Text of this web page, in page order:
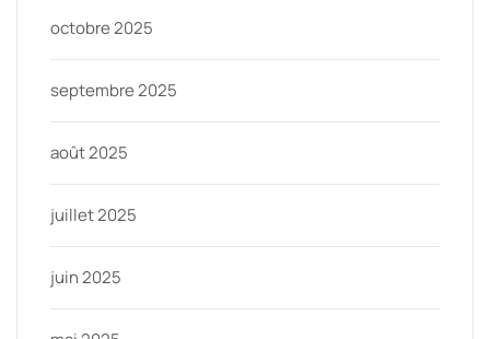
octobre 2025
septembre 2025
août 2025
juillet 2025
juin 2025